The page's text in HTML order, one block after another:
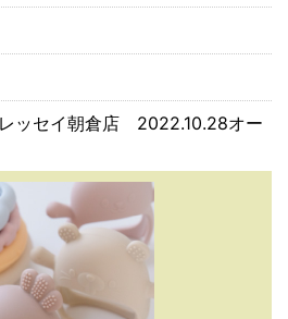
ッセイ朝倉店 2022.10.28オー